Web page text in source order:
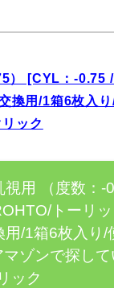
） [CYL：-0.75
換用/1箱6枚入
ック
用 （度数：-
トーリ
/1箱6枚入り/
ゾンで探し
ック